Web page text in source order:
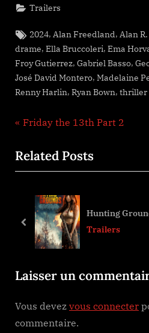
Trailers
Tags:
2024, Alan Freedland, Alan
drame, Ella Bruccoleri, Ema
Froy Gutierrez, Gabriel Basso,
José David Montero, Madelaine
Renny Harlin, Ryan Bown, thriller
Navigation
de
l’article
P
e
v
u
o
t
:
Friday the 13th Part 2
Related Posts
Hunting
Trailers
prev
Laisser un
Vous devez vous connecter
commentaire.